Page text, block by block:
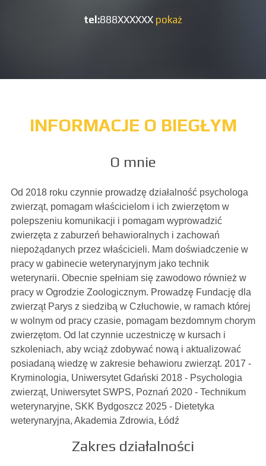
tel:888XXXXXX pokaż
INFORMACJE O BIEGŁYM
O mnie
Od 2018 roku czynnie prowadzę działalność psychologa
zwierząt, pomagam właścicielom i ich zwierzętom w
polepszeniu komunikacji i pomagam wyprowadzić
zwierzęta z zaburzeń behawioralnych i zachowań
niepożądanych przez właścicieli. Mam doświadczenie w
pracy w gabinecie weterynaryjnym jako technik
weterynarii. Obecnie spełniam się zawodowo również w
pracy w Ogrodzie Zoologicznym. Prowadzę Fundację dla
zwierząt Parys z siedzibą w Człuchowie, w ramach której
w wolnym od pracy czasie, pomagam bezdomnym chorym
zwierzętom. Od lat czynnie uczestniczę w kursach i
szkoleniach, aby wciąż zdobywać nową i aktualizować
posiadaną wiedzę w zakresie behawioru zwierząt. 2017 -
Kryminologia, Uniwersytet Gdański 2018 - Psychologia
zwierząt, Uniwersytet SWPS, Poznań 2020 - Technikum
weterynaryjne, SKK Bydgoszcz 2025 - Dietetyka
weterynaryjna, Akademia Zdrowia, Łódź
Zakres działalności